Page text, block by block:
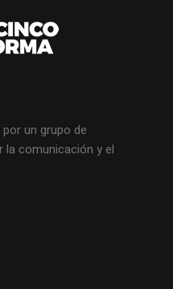
un grupo de
comunicación y el